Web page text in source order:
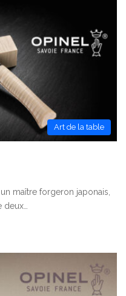
Art de la table
maître forgeron japonais,